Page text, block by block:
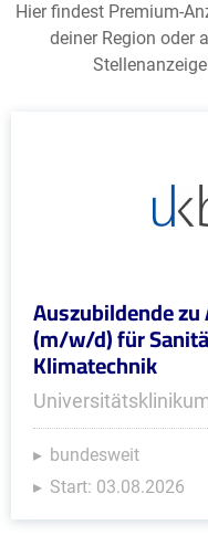
Hier findest Premium-
deiner Region oder
Auszubildende
(m/w/d) für
Klimatechnik
bundesweit
Start: 03.08.2026